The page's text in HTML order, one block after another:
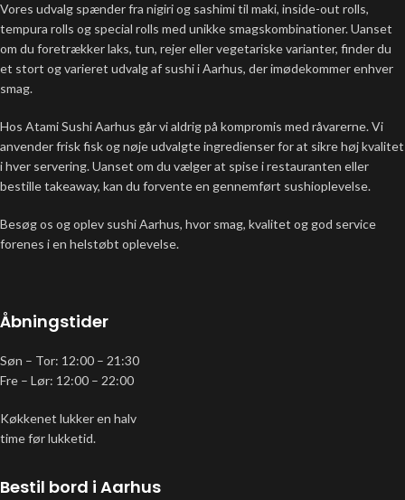
Vores udvalg spænder fra nigiri og sashimi til maki, inside-out rolls,
tempura rolls og special rolls med unikke smagskombinationer. Uanset
om du foretrækker laks, tun, rejer eller vegetariske varianter, finder du
et stort og varieret udvalg af sushi i Aarhus, der imødekommer enhver
smag.
Hos Atami Sushi Aarhus går vi aldrig på kompromis med råvarerne. Vi
anvender frisk fisk og nøje udvalgte ingredienser for at sikre høj kvalitet
i hver servering. Uanset om du vælger at spise i restauranten eller
bestille takeaway, kan du forvente en gennemført sushioplevelse.
Besøg os og oplev sushi Aarhus, hvor smag, kvalitet og god service
forenes i en helstøbt oplevelse.
Åbningstider
Søn – Tor: 12:00 – 21:30
Fre – Lør: 12:00 – 22:00
Køkkenet lukker en halv
time før lukketid.
Bestil bord i Aarhus